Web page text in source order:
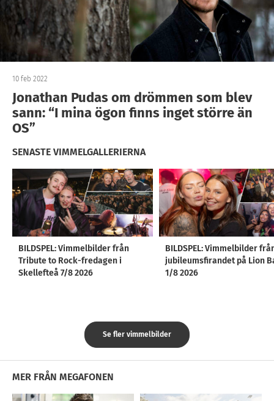
10 feb 2022
Jonathan Pudas om drömmen som blev
sann: “I mina ögon finns inget större än
OS”
SENASTE VIMMELGALLERIERNA
BILDSPEL: Vimmelbilder från
Tribute to Rock-fredagen i
Skellefteå 7/8 2026
BILDSPEL: Vimmelbilder
jubileumsfirandet på Lion
1/8 2026
Se fler vimmelbilder
MER FRÅN MEGAFONEN